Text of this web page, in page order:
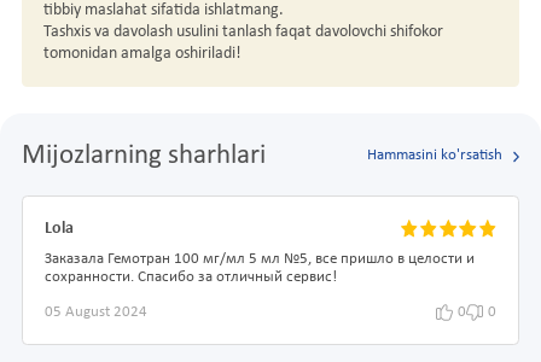
tibbiy maslahat sifatida ishlatmang.
Tashxis va davolash usulini tanlash faqat davolovchi shifokor
tomonidan amalga oshiriladi!
Mijozlarning sharhlari Hammasini ko'rsatish
Lola
Заказала Гемотран 100 мг/мл 5 мл №5, все пришло в целости и
сохранности. Спасибо за отличный сервис!
05 August 2024 0 0